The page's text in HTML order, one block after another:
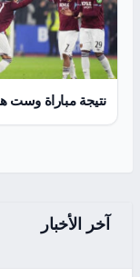
نتيجة مباراة وست
آخر الأخبار